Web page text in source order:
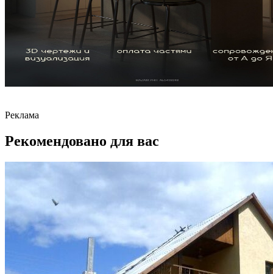
Реклама
Рекомендовано для вас